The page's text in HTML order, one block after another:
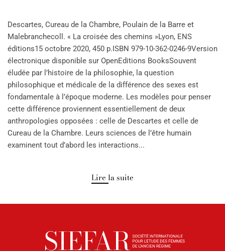
Descartes, Cureau de la Chambre, Poulain de la Barre et
Malebranchecoll. « La croisée des chemins »Lyon, ENS
éditions15 octobre 2020, 450 p.ISBN 979-10-362-0246-9Version
électronique disponible sur OpenEditions BooksSouvent
éludée par l’histoire de la philosophie, la question
philosophique et médicale de la différence des sexes est
fondamentale à l’époque moderne. Les modèles pour penser
cette différence proviennent essentiellement de deux
anthropologies opposées : celle de Descartes et celle de
Cureau de la Chambre. Leurs sciences de l’être humain
examinent tout d’abord les interactions...
Lire la suite